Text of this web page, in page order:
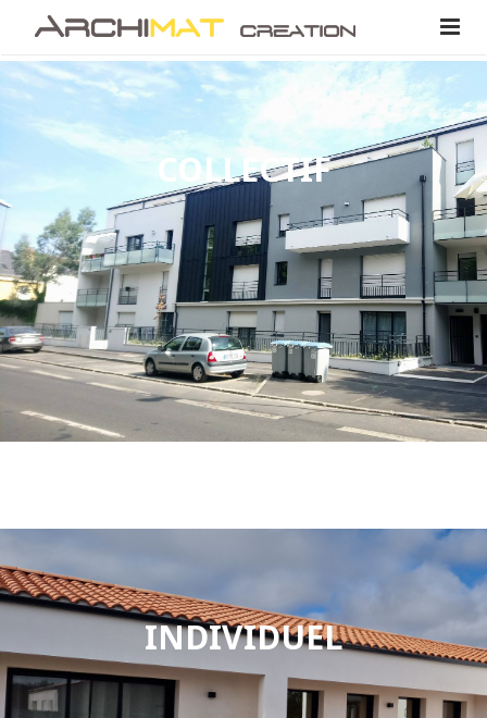
Accueil
Collectif
Individuel
Industriel/Commercial
Contact
COLLECTIF
INDIVIDUEL